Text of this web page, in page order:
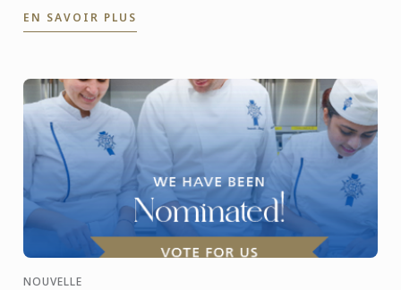
illustre ...
EN SAVOIR PLUS
NOUVELLE